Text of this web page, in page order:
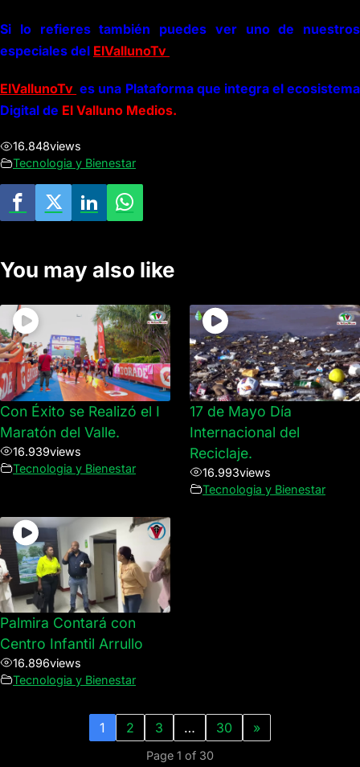
Si lo refieres también puedes ver uno de nuestros
especiales del ElVallunoTv
ElVallunoTv es una Plataforma que integra el ecosistema
Digital de El Valluno Medios.
16.848views
Tecnologia y Bienestar
You may also like
Con Éxito se Realizó el I
Maratón del Valle.
16.939views
Tecnologia y Bienestar
17 de Mayo Día
Internacional del
Reciclaje.
16.993views
Tecnologia y Bienestar
Palmira Contará con
Centro Infantil Arrullo
16.896views
Tecnologia y Bienestar
1 2 3 … 30 »
Page 1 of 30